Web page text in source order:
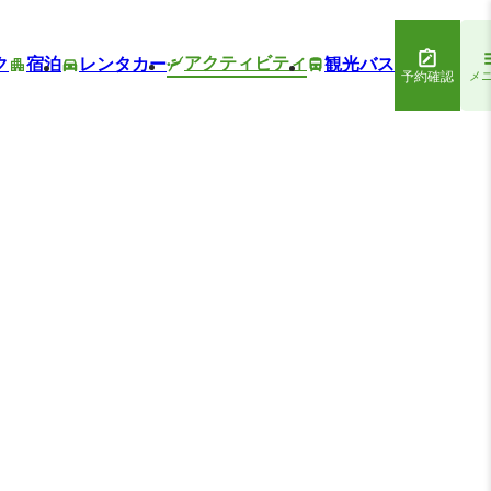
宿泊 レンタカー アクティビティ 観光バス
予約確認 メ